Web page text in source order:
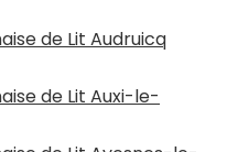
de Lit Audruicq
de Lit Auxi-le-